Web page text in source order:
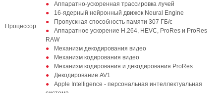
Процессор
Аппаратно-ускоренная трассировка лучей
16-ядерный нейронный движок Neural Engine
Пропускная способность памяти 307 ГБ/с
Аппаратное ускорение H.264, HEVC, ProRes и ProRes
RAW
Механизм декодирования видео
Механизм кодирования видео
Механизм кодирования и декодирования ProRes
Декодирование AV1
Apple Intelligence - персональная интеллектуальная